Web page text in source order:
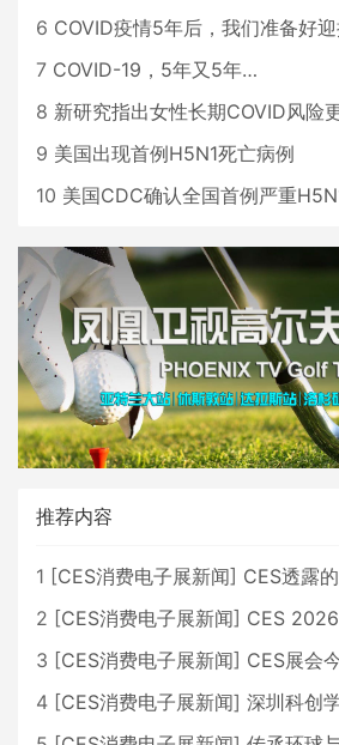
6 COVID疫情5年后，我们准备好迎接
7 COVID-19，5年又5年…
8 新研究指出女性长期COVID风险更高
9 美国出现首例H5N1死亡病例
10 美国CDC确认全国首例严重H5N1病例
推荐内容
1 [CES消费电子展新闻] CES透露的未来：
2 [CES消费电子展新闻] CES 2026 具身智
3 [CES消费电子展新闻] CES展会今日落幕
4 [CES消费电子展新闻] 深圳科创学院